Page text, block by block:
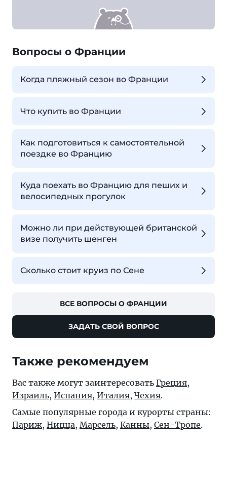
Вопросы о Франции
Когда пляжный сезон во Франции
Что купить во Франции
Как подготовиться к самостоятельной
поездке во Францию
Куда поехать во Францию для пеших и
велосипедных прогулок
Можно ли при действующей британской
визе получить шенген
Сколько стоит круиз по Сене
ВСЕ ВОПРОСЫ О ФРАНЦИИ
ЗАДАТЬ СВОЙ ВОПРОС
Также рекомендуем
Вас также могут заинтересовать Греция,
Израиль, Испания, Италия, Чехия.
Самые популярные города и курорты страны:
Париж, Ницца, Марсель, Канны, Сен-Тропе.